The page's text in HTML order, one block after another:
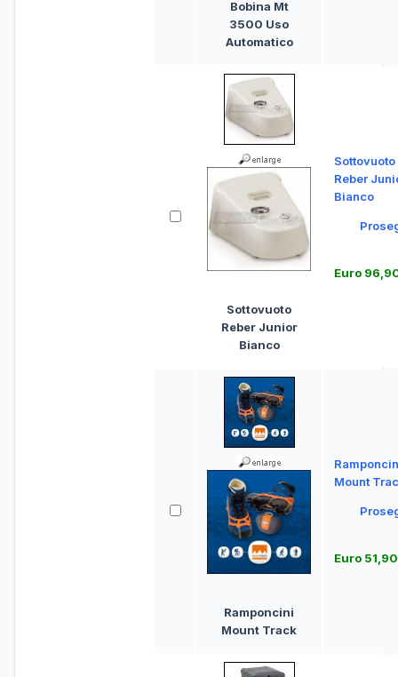
Bobina Mt
3500 Uso
Automatico
Sottovuoto
Reber Junior
Bianco
Sottovuoto
Reber
Bianco
Euro
Ramponcini
Mount Track
Mount
Euro 51,90